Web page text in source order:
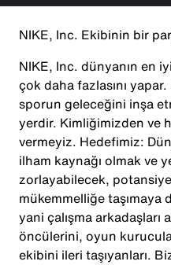
NIKE, Inc. Ekibinin bir
NIKE, Inc. dünyanın en
çok daha fazlasını
sporun geleceğini inşa
yerdir. Kimliğimizden ve
vermeyiz. Hedefimiz:
ilham kaynağı olmak ve
zorlayabilecek,
mükemmelliğe taşımaya
yani çalışma arkadaşları
öncülerini, oyun
ekibini ileri taşıyanları.